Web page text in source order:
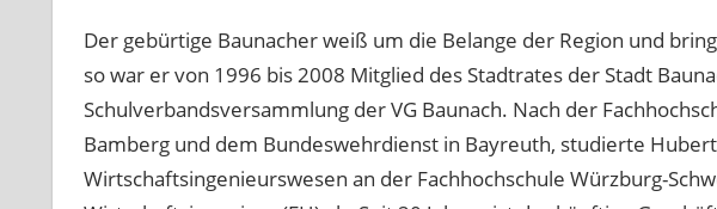
Der gebürtige Baunacher weiß um die Belange der Region und
so war er von 1996 bis 2008 Mitglied des Stadtrates der Stadt
Schulverbandsversammlung der VG Baunach. Nach der
Bamberg und dem Bundeswehrdienst in Bayreuth, studierte
Wirtschaftsingenieurswesen an der Fachhochschule Würzburg-